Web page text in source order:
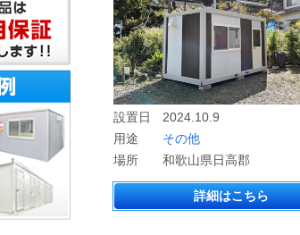
設置日
2024.10.9
用途
その他
場所
和歌山県日高郡
詳細はこちら